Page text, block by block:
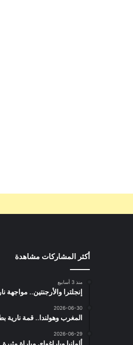
أكثر المشاركات مشاهدة
منذ 3 أسابيع
إنجلترا والأرجنتين.. مواجهة
2026-06-30
المغرب وهولندا.. قمة نارية
2026-06-29